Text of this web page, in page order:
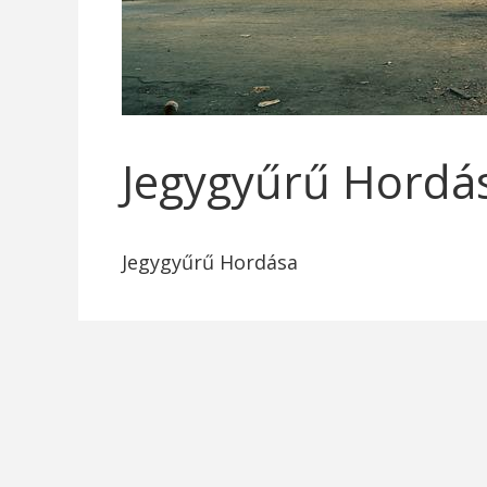
Jegygyűrű
Jegygyűrű Hordása